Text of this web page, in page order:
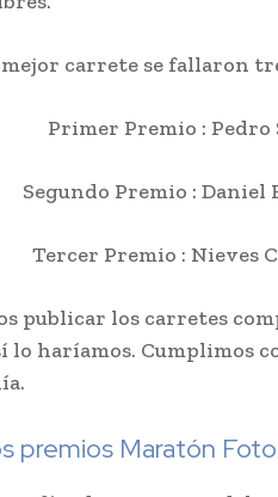
carrete se fallaron
Primer Premio : Pedro
Segundo Premio : Daniel
Tercer Premio : Nieves
publicar los carretes
lo haríamos. Cumplimos
premios Maratón